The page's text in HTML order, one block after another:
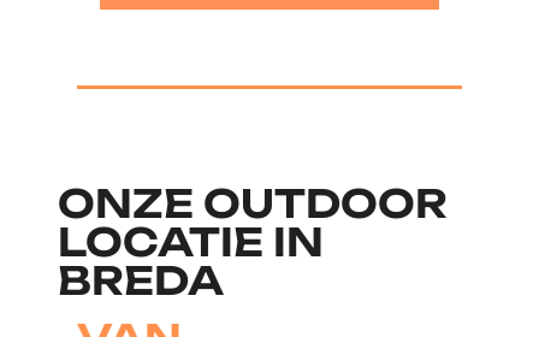
ONZE OUTDOOR
LOCATIE IN
BREDA